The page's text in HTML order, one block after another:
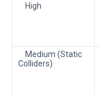
High
Medium (Static
Colliders)